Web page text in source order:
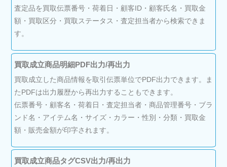
査定品を買取伝票番号・荷着日・顧客ID・顧客氏名・買取金
額・買取区分・買取ステータス・査定担当者から検索できま
す。
買取成立商品明細PDF出力/再出力
買取成立した商品情報を取引伝票単位でPDF出力できます。ま
たPDFは出力履歴から再出力することもできます。
伝票番号・顧客名・荷着日・査定担当者・商品管理番号・ブラ
ンド名・アイテム名・サイズ・カラー・性別・分類・買取金
額・販売金額が印字されます。
買取成立商品タグCSV出力/再出力